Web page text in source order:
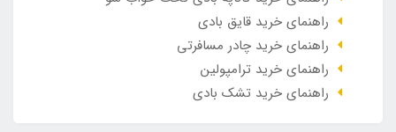
راهنمای خرید قایق بادی
راهنمای خرید چادر مسافرتی
راهنمای خرید ترامپولین
راهنمای خرید تشک بادی